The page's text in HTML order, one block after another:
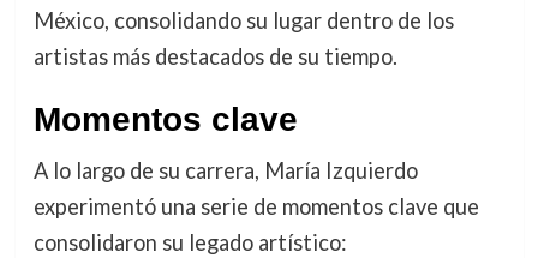
México, consolidando su lugar dentro de los
artistas más destacados de su tiempo.
Momentos clave
A lo largo de su carrera, María Izquierdo
experimentó una serie de momentos clave que
consolidaron su legado artístico: